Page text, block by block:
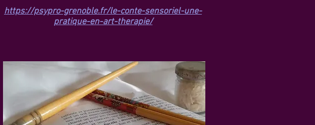
https://psypro-grenoble.fr/le-conte-sensoriel-une-
pratique-en-art-therapie/